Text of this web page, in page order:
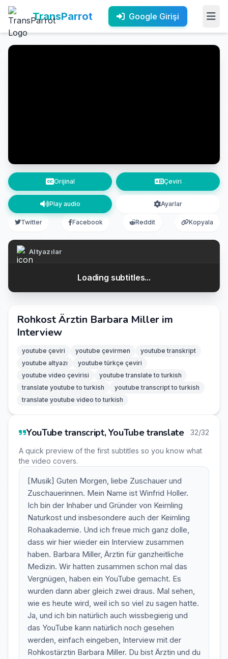
TransParrot Google Girişi
Orijinal Çeviri
Play audio Ayarlar
Twitter Facebook Reddit Kopyala
Altyazılar
Loading subtitles...
Rohkost Ärztin Barbara Miller im
Interview
youtube çeviri youtube çevirmen
youtube transkript
youtube altyazı
youtube türkçe çeviri
youtube video çevirisi
youtube translate to turkish
translate youtube to turkish
youtube transcript to turkish
translate youtube video to turkish
YouTube transcript, YouTube translate 32/32
A quick preview of the first subtitles so you know what
the video covers.
[Musik] Guten Morgen, liebe Zuschauer und
Zuschauerinnen. Mein Name ist Winfrid Holler.
Ich bin der Inhaber und Gründer von Keimling
Naturkost und insbesondere auch der Keimling
Rohaakademie. Und ich freue mich ganz dolle,
dass wir hier wieder ein Interview zusammen
haben. Barbara Miller, Ärztin für ganzheitliche
Medizin. Wir hatten zusammen schon mal das
Vergnügen, haben ein YouTube gemacht. Es
wurden dann aber gleich zwei draus. Mal sehen,
wie es heute wird, weil ich so viel zu sagen hatte.
Ja, und ich bin natürlich auch wissbegierig und
das YouTube kann natürlich noch gesehen
werden, einfach eingeben, Interview mit der
Rohkostärztin Barbara Miller. Du bist Ärztin und du